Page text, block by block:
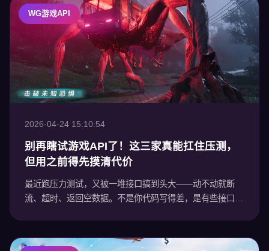
WG游戏API
2026-04-24 15:10:54
别再瞎试游戏API了！这三家真能扛住压测，
但用之前得先摸清代价
最近跑压力测试，又被一堆接口搞到头大——动不动就断
流、超时、返回空数据。不是你代码写得差，是有些接口根